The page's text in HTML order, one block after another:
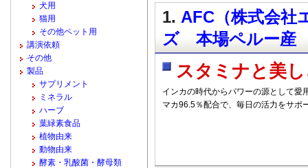
1. AFC（株式会社
ズ 本場ペルー産
スタミナと美
インカの時代からパワーの源として愛
マカ96.5％配合で、毎日の活力をサポ
犬用
猫用
その他ペット用
講演依頼
その他
製品
サプリメント
ミネラル
ハーブ
葉緑素食品
植物由来
動物由来
酵素・乳酸菌・酵母類